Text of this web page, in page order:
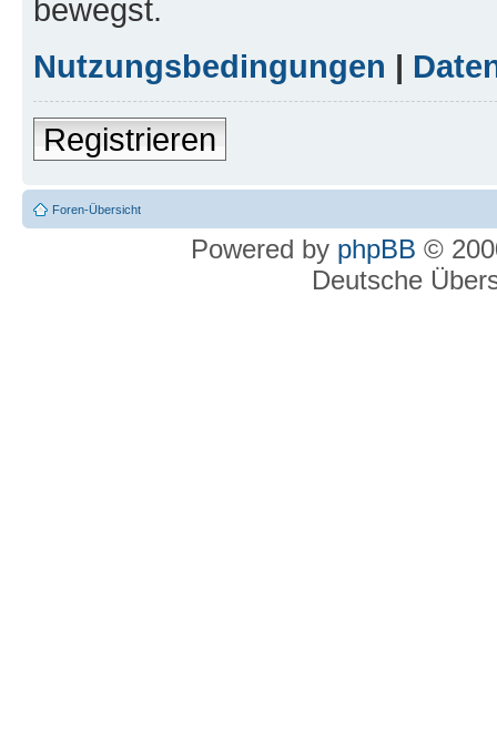
bewegst.
Nutzungsbedingungen |
Registrieren
Foren-Übersicht
Powered by phpBB ©
Deutsche